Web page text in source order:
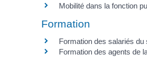
Mobilité dans la fonction
Formation
Formation des salariés du
Formation des agents de